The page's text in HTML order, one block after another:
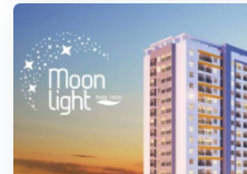
Moonlight Park View
Căn hộ MoonLight Park
án nổi bật nhiều tiện ích cao
tại khu vực sánh bằng. Tại
0 (0 đánh giá)